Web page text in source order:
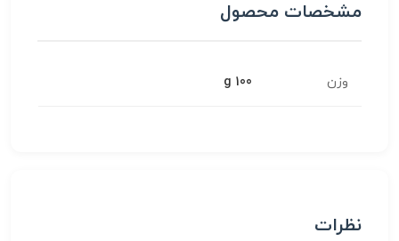
مشخصات محصول
وزن 100 g
نظرات